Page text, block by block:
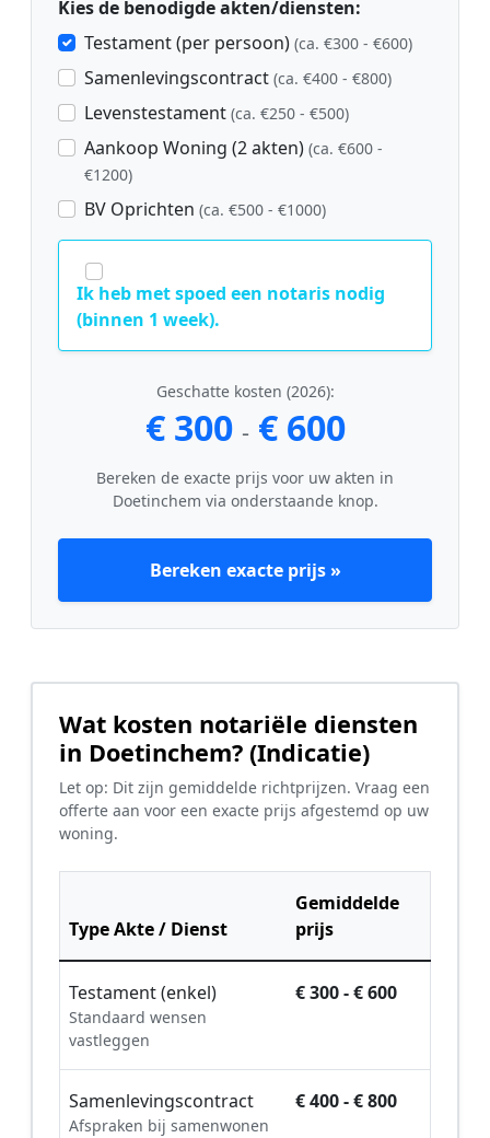
Kies de benodigde akten/diensten:
Testament (per persoon) (ca. €300 - €600)
Samenlevingscontract (ca. €400 - €800)
Levenstestament (ca. €250 - €500)
Aankoop Woning (2 akten) (ca. €600 -
€1200)
BV Oprichten (ca. €500 - €1000)
Ik heb met spoed een notaris nodig
(binnen 1 week).
Geschatte kosten (2026):
€ 300 - € 600
Bereken de exacte prijs voor uw akten in
Doetinchem via onderstaande knop.
Bereken exacte prijs »
Wat kosten notariële diensten
in Doetinchem? (Indicatie)
Let op: Dit zijn gemiddelde richtprijzen. Vraag een
offerte aan voor een exacte prijs afgestemd op uw
woning.
Type Akte / Dienst
Gemiddelde
prijs
Testament (enkel)
Standaard wensen
vastleggen
€ 300 - € 600
Samenlevingscontract
Afspraken bij samenwonen
€ 400 - € 800